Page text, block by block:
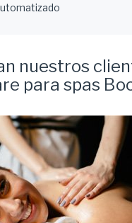
nuestros
para spas